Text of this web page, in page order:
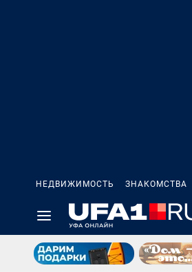
НЕДВИЖИМОСТЬ ЗНАКОМСТВА